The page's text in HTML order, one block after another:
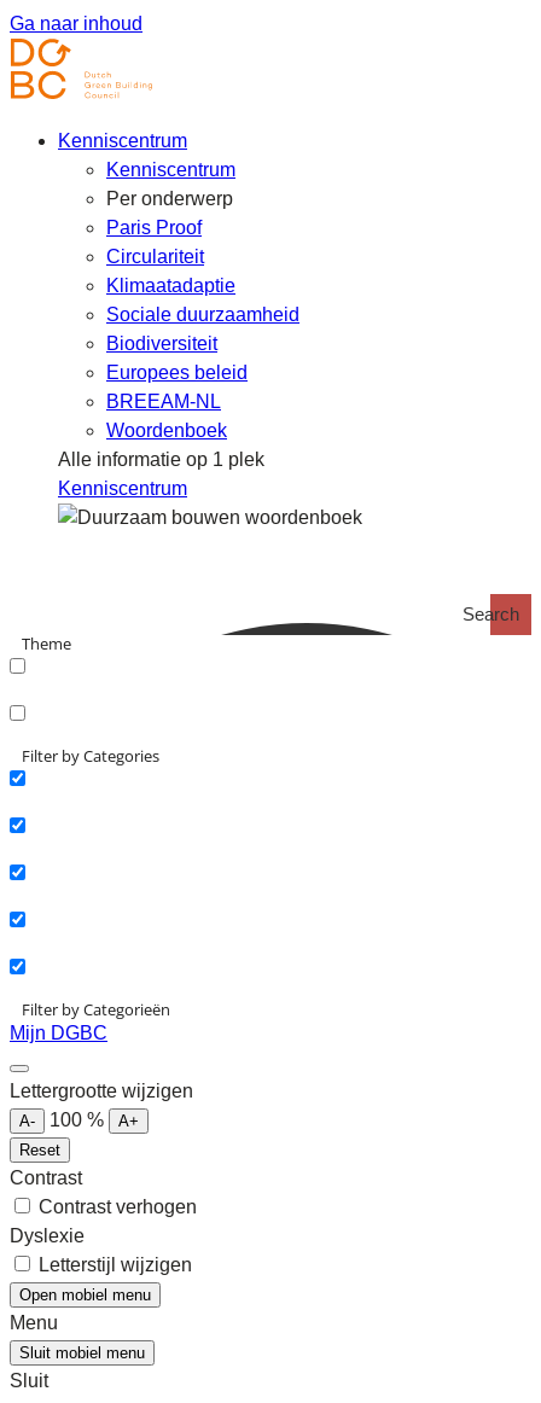
Ga naar inhoud
Kenniscentrum
Kenniscentrum
Per onderwerp
Paris Proof
Circulariteit
Klimaatadaptie
Sociale duurzaamheid
Biodiversiteit
Europees beleid
BREEAM-NL
Woordenboek
Alle informatie op 1 plek
Kenniscentrum
Search
Theme
Filter by Categories
Filter by Categorieën
Mijn DGBC
Lettergrootte wijzigen
A- 100 %
A+
Reset
Contrast
Contrast verhogen
Dyslexie
Letterstijl wijzigen
Open mobiel menu
Menu
Sluit mobiel menu
Sluit